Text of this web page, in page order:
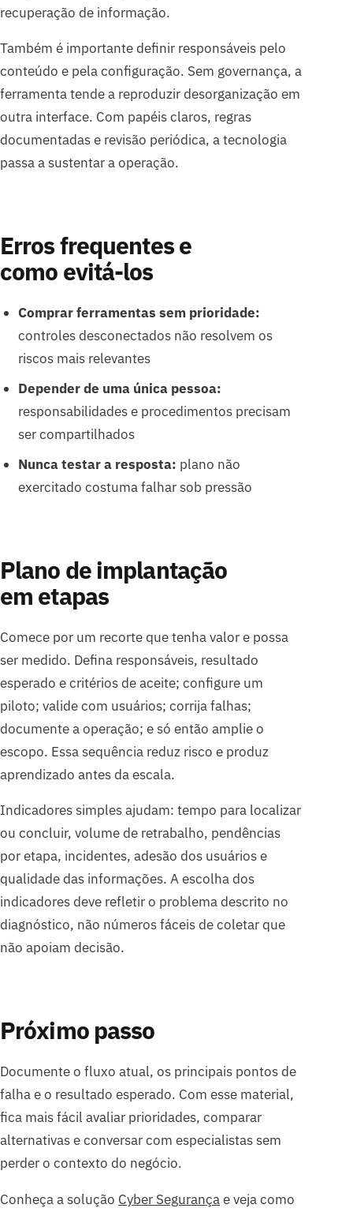
recuperação de informação.
Também é importante definir responsáveis pelo
conteúdo e pela configuração. Sem governança, a
ferramenta tende a reproduzir desorganização em
outra interface. Com papéis claros, regras
documentadas e revisão periódica, a tecnologia
passa a sustentar a operação.
Erros frequentes e
como evitá-los
Comprar ferramentas sem prioridade:
controles desconectados não resolvem os
riscos mais relevantes
Depender de uma única pessoa:
responsabilidades e procedimentos precisam
ser compartilhados
Nunca testar a resposta: plano não
exercitado costuma falhar sob pressão
Plano de implantação
em etapas
Comece por um recorte que tenha valor e possa
ser medido. Defina responsáveis, resultado
esperado e critérios de aceite; configure um
piloto; valide com usuários; corrija falhas;
documente a operação; e só então amplie o
escopo. Essa sequência reduz risco e produz
aprendizado antes da escala.
Indicadores simples ajudam: tempo para localizar
ou concluir, volume de retrabalho, pendências
por etapa, incidentes, adesão dos usuários e
qualidade das informações. A escolha dos
indicadores deve refletir o problema descrito no
diagnóstico, não números fáceis de coletar que
não apoiam decisão.
Próximo passo
Documente o fluxo atual, os principais pontos de
falha e o resultado esperado. Com esse material,
fica mais fácil avaliar prioridades, comparar
alternativas e conversar com especialistas sem
perder o contexto do negócio.
Conheça a solução Cyber Segurançae veja como